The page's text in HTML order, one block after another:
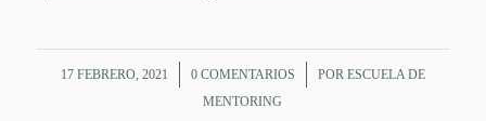
17 FEBRERO, 2021
/ 0 COMENTARIOS
/ POR ESCUELA DE
MENTORING